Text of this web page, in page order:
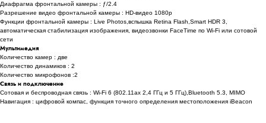
Диафрагма фронтальной камеры : ƒ/2.4
Разрешение видео фронтальной камеры : HD-видео 1080p
Функции фронтальной камеры : Live Photos,вспышка Retina Flash,Smart HDR 3,
автоматическая стабилизация изображения, видеозвонки FaceTime по Wi‑Fi или сотовой
сети
Мультимедия
Количество камер : две
Количество динамиков : 2
Количество микрофонов :2
Связь и подключение
Сотовая и беспроводная связь : Wi-Fi 6 (802.11ax 2,4 ГГц и 5 ГГц),Bluetooth 5.3, MIMO
Навигация : цифровой компас, функция точного определения местоположения iBeacon